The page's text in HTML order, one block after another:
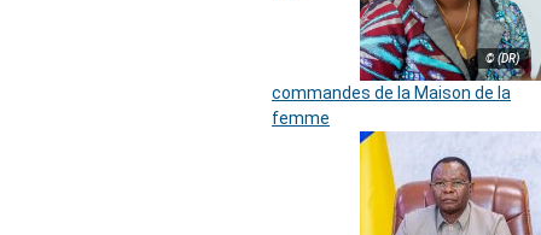
© (DR)
commandes de la Maison de la
femme